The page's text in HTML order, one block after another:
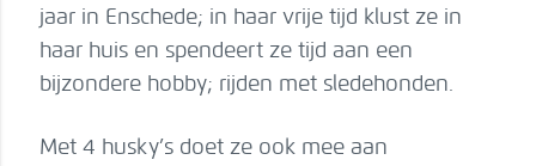
jaar in Enschede; in haar vrije tijd klust ze in
haar huis en spendeert ze tijd aan een
bijzondere hobby; rijden met sledehonden.
Met 4 husky’s doet ze ook mee aan